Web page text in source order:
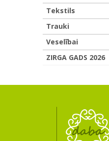
Tekstils
Trauki
Veselībai
ZIRGA GADS 2026